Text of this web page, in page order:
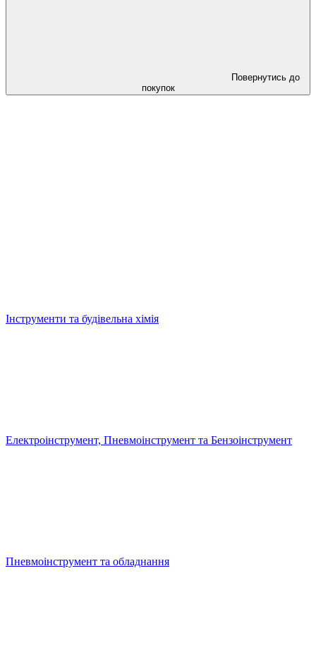
Повернутись до
покупок
Інструменти та будівельна хімія
Електроінструмент, Пневмоінструмент та Бензоінструмент
Пневмоінструмент та обладнання